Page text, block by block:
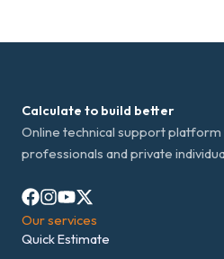
Calculate to build better
Online technical support
professionals and private
Our services
Quick Estimate